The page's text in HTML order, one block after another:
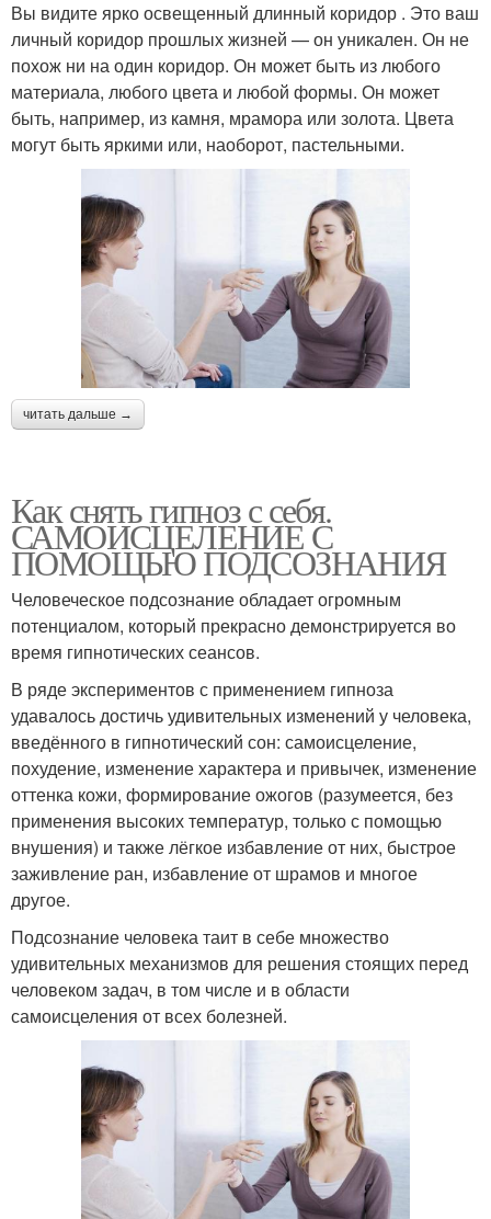
Вы видите ярко освещенный длинный коридор . Это ваш
личный коридор прошлых жизней — он уникален. Он не
похож ни на один коридор. Он может быть из любого
материала, любого цвета и любой формы. Он может
быть, например, из камня, мрамора или золота. Цвета
могут быть яркими или, наоборот, пастельными.
читать дальше →
Как снять гипноз с себя.
САМОИСЦЕЛЕНИЕ С
ПОМОЩЬЮ ПОДСОЗНАНИЯ
Человеческое подсознание обладает огромным
потенциалом, который прекрасно демонстрируется во
время гипнотических сеансов.
В ряде экспериментов с применением гипноза
удавалось достичь удивительных изменений у человека,
введённого в гипнотический сон: самоисцеление,
похудение, изменение характера и привычек, изменение
оттенка кожи, формирование ожогов (разумеется, без
применения высоких температур, только с помощью
внушения) и также лёгкое избавление от них, быстрое
заживление ран, избавление от шрамов и многое
другое.
Подсознание человека таит в себе множество
удивительных механизмов для решения стоящих перед
человеком задач, в том числе и в области
самоисцеления от всех болезней.